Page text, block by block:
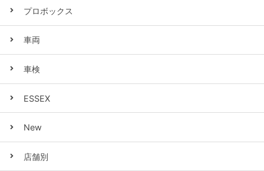
プロボックス
車両
車検
ESSEX
New
店舗別